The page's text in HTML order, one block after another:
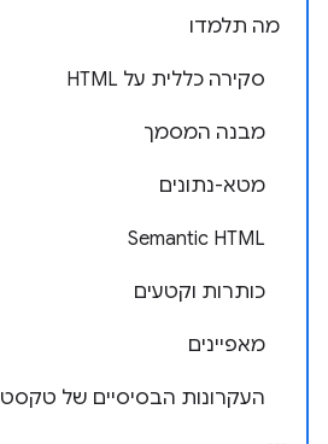
מה תלמדו
סקירה כללית על HTML
מבנה המסמך
מטא-נתונים
Semantic HTML
כותרות וקטעים
מאפיינים
העקרונות הבסיסיים של טקסט